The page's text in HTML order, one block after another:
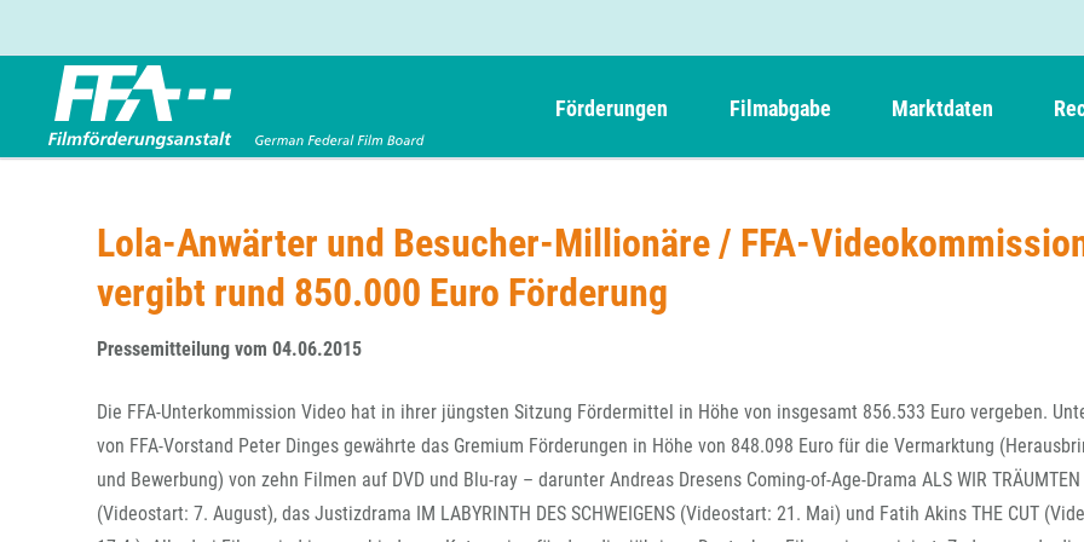
Förderungen
Entwicklungsförderung
Produktionsförderung
Verleihförderung
Folgevorhaben aus BKM-Preismitteln
Sonderförderungen nach § 2 FFG
Navigation
überspringen
Einreich- und Sitzungstermine
Webinare
Förderergebnisse
Filmabgabe
Filmabgabe von Videoprogrammanbietern
Marktdaten
FFA 2025
Die FFA in Kürze
Gremien
Referendariat
Kurzfilmpreis Short Tiger
German Films und Vision Kino
Der besondere Kinderfilm
Lola-Anwärter und Besucher-Millionäre / FFA-
vergibt rund 850.000 Euro Förderung
Pressemitteilung vom 04.06.2015
Die FFA-Unterkommission Video hat in ihrer jüngsten Sitzung Fördermittel in Höhe von insgesamt 856.533 Euro vergeben.
von FFA-Vorstand Peter Dinges gewährte das Gremium Förderungen in Höhe von 848.098 Euro für die Vermarktung
und Bewerbung) von zehn Filmen auf DVD und Blu-ray – darunter Andreas Dresens Coming-of-Age-Drama ALS WIR TRÄUMTEN
(Videostart: 7. August), das Justizdrama IM LABYRINTH DES SCHWEIGENS (Videostart: 21. Mai) und Fatih Akins THE CUT